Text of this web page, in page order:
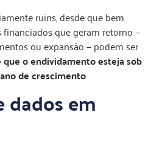
ruins, desde que bem
que geram retorno —
ou expansão — podem ser
o endividamento esteja sob
de crescimento.
em